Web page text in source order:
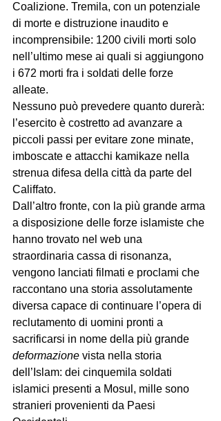
Coalizione. Tremila, con un potenziale
di morte e distruzione inaudito e
incomprensibile: 1200 civili morti solo
nell’ultimo mese ai quali si aggiungono
i 672 morti fra i soldati delle forze
alleate.
Nessuno può prevedere quanto durerà:
l’esercito è costretto ad avanzare a
piccoli passi per evitare zone minate,
imboscate e attacchi kamikaze nella
strenua difesa della città da parte del
Califfato.
Dall’altro fronte, con la più grande arma
a disposizione delle forze islamiste che
hanno trovato nel web una
straordinaria cassa di risonanza,
vengono lanciati filmati e proclami che
raccontano una storia assolutamente
diversa capace di continuare l’opera di
reclutamento di uomini pronti a
sacrificarsi in nome della più grande
deformazione vista nella storia
dell’Islam: dei cinquemila soldati
islamici presenti a Mosul, mille sono
stranieri provenienti da Paesi